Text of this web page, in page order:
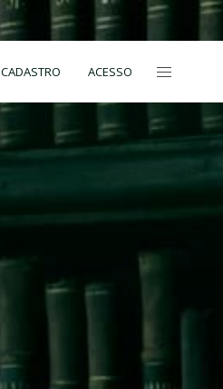
CADASTRO ACESSO